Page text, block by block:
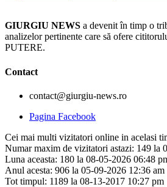
GIURGIU NEWS a devenit în timp o
analizelor pertinente care să ofere
PUTERE.
Contact
contact@giurgiu-news.ro
Pagina Facebook
Cei mai multi vizitatori online in acelasi
Numar maxim de vizitatori astazi: 149 la
Luna aceasta: 180 la 08-05-2026 06:48
Anul acesta: 906 la 05-09-2026 12:36 am
Tot timpul: 1189 la 08-13-2017 10:27 pm